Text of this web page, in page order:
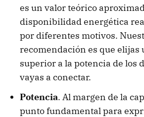
es un valor teórico
disponibilidad energética
por diferentes motivos.
recomendación es que elijas
superior a la potencia de los
vayas a conectar.
Potencia. Al margen de la
punto fundamental para